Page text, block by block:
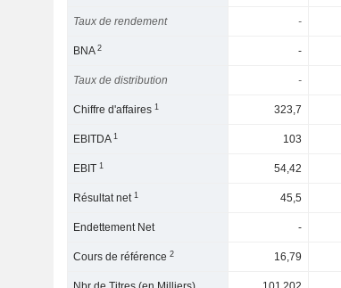
Taux de rendement -
BNA2 -
Taux de distribution -
Chiffre d'affaires1 323,7
EBITDA1 103
EBIT1 54,42
Résultat net1 45,5
Endettement Net -
Cours de référence2 16,79